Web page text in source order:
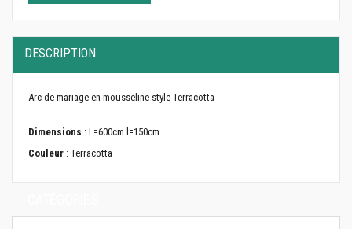
DESCRIPTION
Arc de mariage en mousseline style Terracotta
Dimensions : L=600cm l=150cm
Couleur : Terracotta